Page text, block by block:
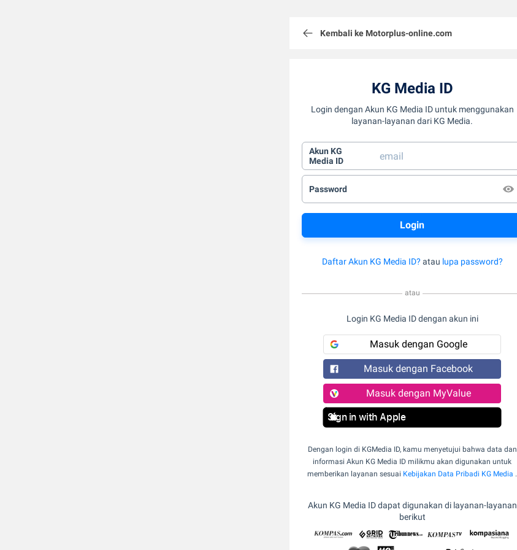
Kembali ke Motorplus-online.com
KG Media ID
Login dengan Akun KG Media ID untuk menggunakan
layanan-layanan dari KG Media.
Akun KG
Media ID
Password
Daftar Akun KG Media ID? atau lupa password?
atau
Login KG Media ID dengan akun ini
Masuk dengan Google
Masuk dengan Facebook
Masuk dengan MyValue
Sign in with Apple
Dengan login di KGMedia ID, kamu menyetujui bahwa data dan
informasi Akun KG Media ID milikmu akan digunakan untuk
memberikan layanan sesuai Kebijakan Data Pribadi KG Media .
Akun KG Media ID dapat digunakan di layanan-layanan
berikut